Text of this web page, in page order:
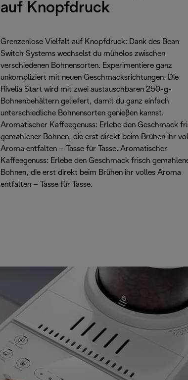
auf Knopfdruck
Grenzenlose Vielfalt auf Knopfdruck: Dank des Bean
Switch Systems wechselst du mühelos zwischen
verschiedenen Bohnensorten. Experimentiere ganz
unkompliziert mit neuen Geschmacksrichtungen. Die
Rivelia Start wird mit zwei austauschbaren 250-g-
Bohnenbehältern geliefert, damit du ganz einfach
unterschiedliche Bohnensorten genießen kannst.
Aromatischer Kaffeegenuss: Erlebe den Geschmack
gemahlener Bohnen, die erst direkt beim Brühen ihr
Aroma entfalten – Tasse für Tasse. Aromatischer
Kaffeegenuss: Erlebe den Geschmack frisch
Bohnen, die erst direkt beim Brühen ihr volles Aroma
entfalten – Tasse für Tasse.